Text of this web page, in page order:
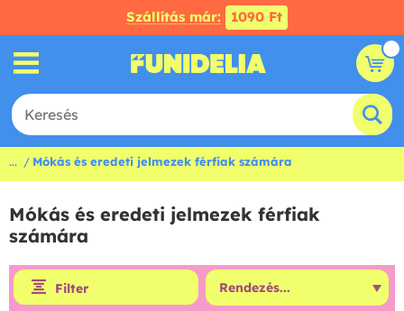
Szállítás már: 1090 Ft
... Mókás és eredeti jelmezek férfiak számára
Mókás és eredeti jelmezek férfiak
számára
Filter